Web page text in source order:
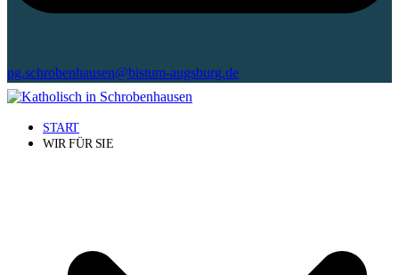
pg.schrobenhausen@bistum-augsburg.de
START
WIR FÜR SIE